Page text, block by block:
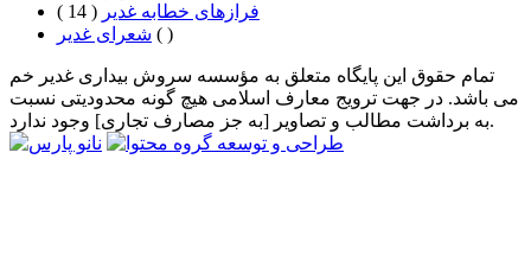
فرازهای خطابه غدیر ( 14 )
شعرای غدیر ( )
تمام حقوق این پایگاه متعلق به مؤسسه سروش بیداری غدیر خم
می باشد. در جهت ترویج معارف اسلامی هیچ گونه محدودیتی نسبت
به برداشت مطالب و تصاویر [به جز مصارف تجاری] وجود ندارد.